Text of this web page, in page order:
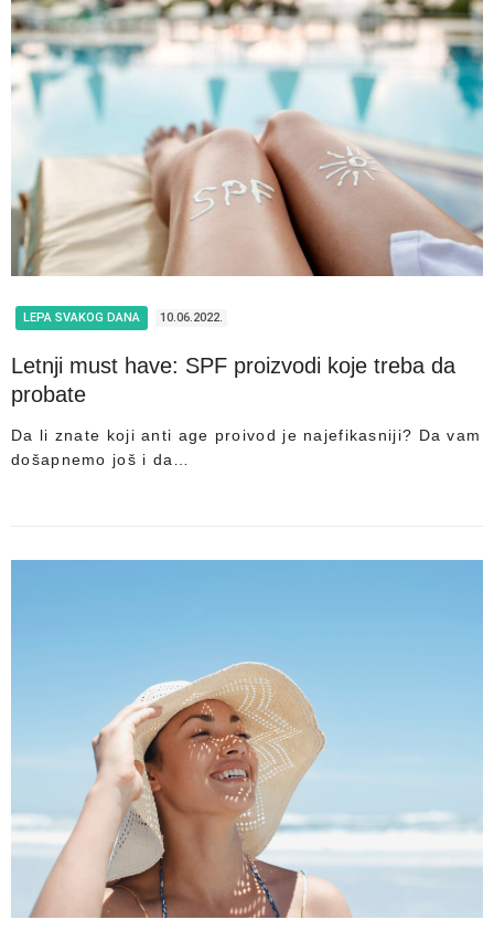
LEPA SVAKOG DANA 10.06.2022.
Letnji must have: SPF proizvodi koje treba da
probate
Da li znate koji anti age proivod je najefikasniji? Da vam
došapnemo još i da…